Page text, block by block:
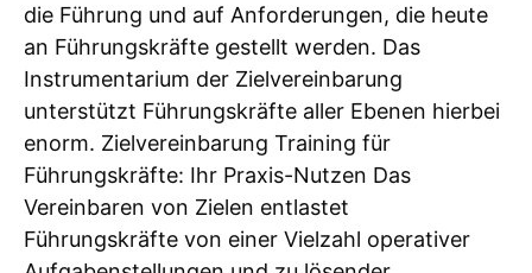
die Führung und auf Anforderungen, die heute
an Führungskräfte gestellt werden. Das
Instrumentarium der Zielvereinbarung
unterstützt Führungskräfte aller Ebenen hierbei
enorm. Zielvereinbarung Training für
Führungskräfte: Ihr Praxis-Nutzen Das
Vereinbaren von Zielen entlastet
Führungskräfte von einer Vielzahl operativer